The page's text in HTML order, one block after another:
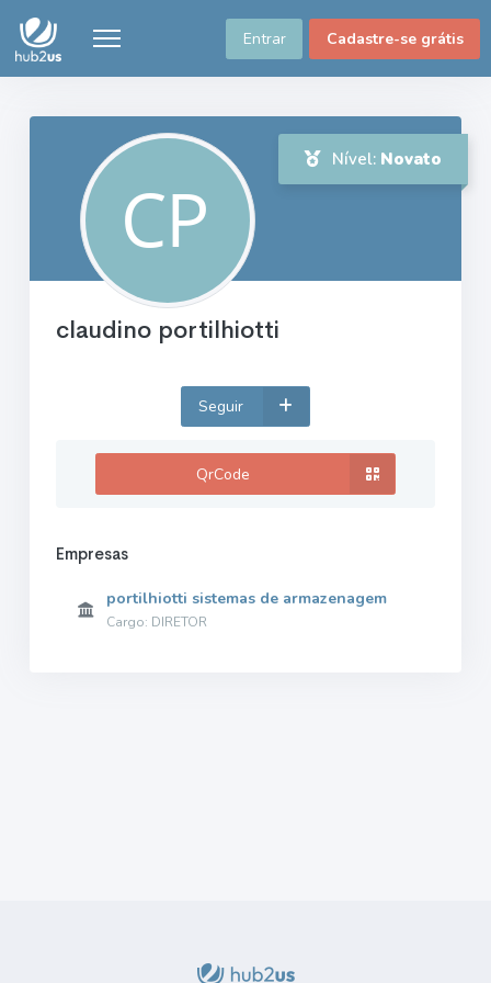
Entrar Cadastre-se grátis
Nível: Novato
claudino portilhiotti
Seguir
QrCode
Empresas
portilhiotti sistemas de armazenagem
Cargo: DIRETOR